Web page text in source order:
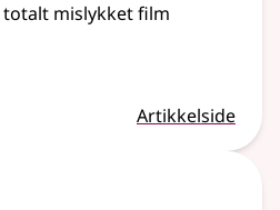
totalt mislykket film
Artikkelside